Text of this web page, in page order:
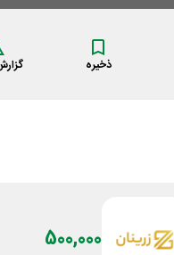
ذخیره
500,000